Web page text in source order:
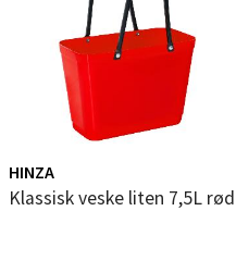
HINZA
Klassisk veske liten 7,5L rød